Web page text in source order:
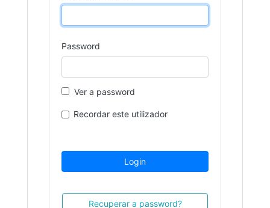
Password
Ver a password
Recordar este utilizador
Login
Recuperar a password?